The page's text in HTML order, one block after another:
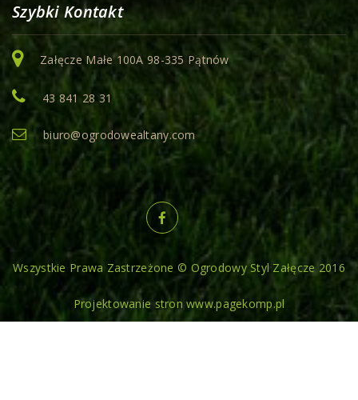
Szybki Kontakt
Załęcze Małe 100A 98-335 Pątnów
43 841 28 31
biuro@ogrodowealtany.com
Wszystkie Prawa Zastrzeżone © Ogrodowy Styl Załęcze 2016
Projektowanie stron www.pagekomp.pl